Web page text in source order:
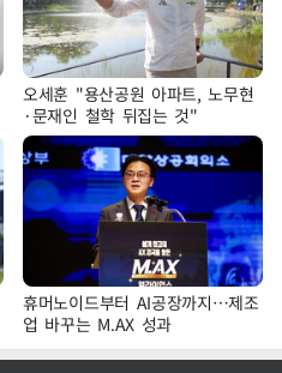
오세훈 "용산공원 아파트, 노무현
·문재인 철학 뒤집는 것"
휴머노이드부터 AI공장까지…제조
업 바꾸는 M.AX 성과